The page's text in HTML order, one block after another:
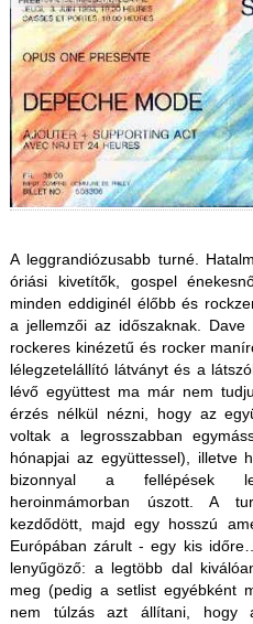
A leggrandiózusabb turné.
óriási kivetítők, gospel
minden eddiginél élőbb és
a jellemzői az időszaknak. Dave
rockeres kinézetű és rocker
lélegzetelállító látványt és a
lévő együttest ma már nem
érzés nélkül nézni, hogy az
voltak a legrosszabban
hónapjai az együttessel), illetve
bizonnyal a fellépések
heroinmámorban úszott. A
kezdődött, majd egy hosszú
Európában zárult - egy kis
lenyűgöző: a legtöbb dal
meg (pedig a setlist egyébként
nem túlzás azt állítani, hogy